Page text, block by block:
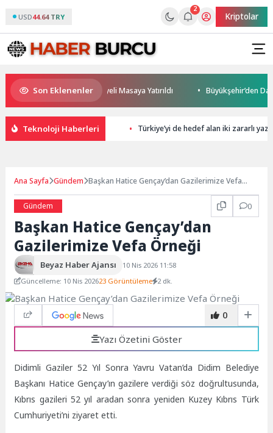
USD44.64 TRY
2
Kriptolar
Son Eklenenler
ve Yatırım Potansiyeli Masaya Yatırıldı Büyükşehir’den
Teknoloji Haberleri Türkiye’yi de hedef alan iki zararlı
Ana Sayfa Gündem Başkan Hatice Gençay’dan Gazilerimize Vefa
Gündem
0
Başkan Hatice Gençay’dan
Gazilerimize Vefa Örneği
Beyaz Haber Ajansı
10 Nis 2026 11:58
Güncelleme: 10 Nis 202623 Görüntüleme 2 dk.
0
Yazı Özetini Göster
Didimli Gaziler 52 Yıl Sonra Yavru Vatan’da Didim Belediye
Başkanı Hatice Gençay’ın gazilere verdiği söz doğrultusunda,
Kıbrıs gazileri 52 yıl aradan sonra yeniden Kuzey Kıbrıs Türk
Cumhuriyeti’ni ziyaret etti.